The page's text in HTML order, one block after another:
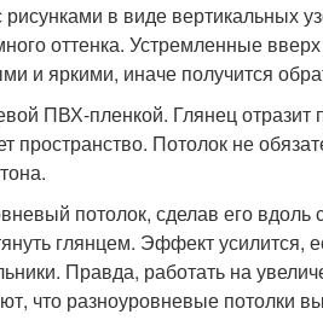
в виде вертикальных
оттенка. Устремленные
и яркими, иначе получится
ПВХ-пленкой. Глянец отразит
пространство. Потолок не
потолок, сделав его
глянцем. Эффект усилится,
Правда, работать на
что разноуровневые потолки